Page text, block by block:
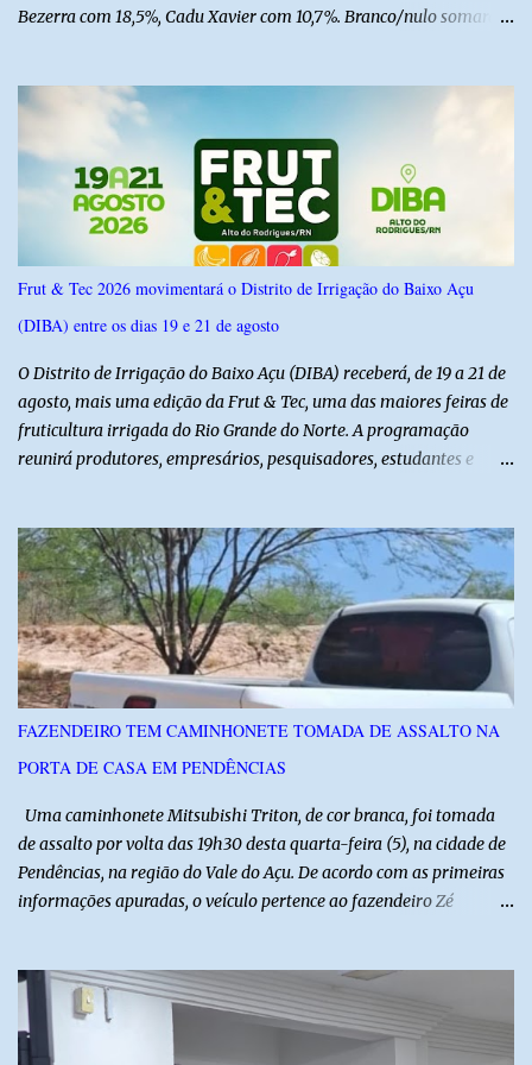
Bezerra com 18,5%, Cadu Xavier com 10,7%. Branco/nulo somaram
do Norte entre os dias 18 e 22 de junho de 2026. O levantamento
possui margem de erro de 2,5 pontos percentuais e nível de
confiança de 95%. Registro no TSE: RN-09520/2026
Frut & Tec 2026 movimentará o Distrito de Irrigação do Baixo Açu
(DIBA) entre os dias 19 e 21 de agosto
O Distrito de Irrigação do Baixo Açu (DIBA) receberá, de 19 a 21 de
agosto, mais uma edição da Frut & Tec, uma das maiores feiras de
fruticultura irrigada do Rio Grande do Norte. A programação
reunirá produtores, empresários, pesquisadores, estudantes e
instituições e tecnologias voltadas ao setor. Além das atividades
técnicas, a feira contará com programação cultural. No dia 20 de
agosto, o público poderá prestigiar o show de humor com Mução,
seguido de apresentação musical de Vê Barreto. A Frut & Tec
reforça a importância do Distrito de Irrigação do Baixo Açu como
referência na fruticultura irrigada, promovendo conhecimento,
inovação e oportunidades para o desenvolvimento do agronegócio
potiguar. @associacaodiba
FAZENDEIRO TEM CAMINHONETE TOMADA DE ASSALTO NA
PORTA DE CASA EM PENDÊNCIAS
Uma caminhonete Mitsubishi Triton, de cor branca, foi tomada
de assalto por volta das 19h30 desta quarta-feira (5), na cidade de
Pendências, na região do Vale do Açu. De acordo com as primeiras
informações apuradas, o veículo pertence ao fazendeiro Zé
anunciaram o assalto no momento em que ela estava em frente à
residência, no Centro da cidade. Ainda conforme relatos de
testemunhas, os suspeitos utilizavam roupas semelhantes a